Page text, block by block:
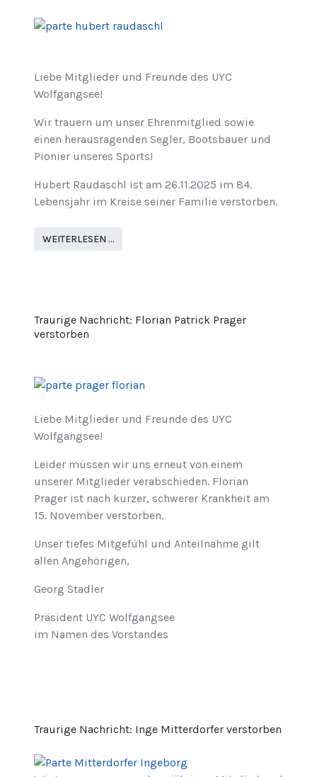
Liebe Mitglieder und Freunde des UYC
Wolfgangsee!
Wir trauern um unser Ehrenmitglied sowie
einen herausragenden Segler, Bootsbauer und
Pionier unseres Sports!
Hubert Raudaschl ist am 26.11.2025 im 84.
Lebensjahr im Kreise seiner Familie verstorben.
WEITERLESEN …
Traurige Nachricht: Florian Patrick Prager
verstorben
Liebe Mitglieder und Freunde des UYC
Wolfgangsee!
Leider müssen wir uns erneut von einem
unserer Mitglieder verabschieden. Florian
Prager ist nach kurzer, schwerer Krankheit am
15. November verstorben.
Unser tiefes Mitgefühl und Anteilnahme gilt
allen Angehörigen,
Georg Stadler
Präsident UYC Wolfgangsee
im Namen des Vorstandes
Traurige Nachricht: Inge Mitterdorfer verstorben